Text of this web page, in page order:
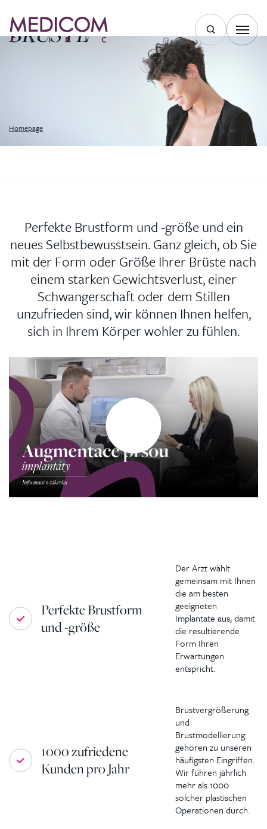
Homepage
UND SYMMETRISCHE
BRÜSTE
Perfekte Brustform und -größe und ein
neues Selbstbewusstsein. Ganz gleich, ob Sie
mit der Form oder Größe Ihrer Brüste nach
einem starken Gewichtsverlust, einer
Schwangerschaft oder dem Stillen
unzufrieden sind, wir können Ihnen helfen,
sich in Ihrem Körper wohler zu fühlen.
Perfekte Brustform
und -größe
Der Arzt wählt
gemeinsam mit Ihnen
die am besten
geeigneten
Implantate aus, damit
die resultierende
Form Ihren
Erwartungen
entspricht.
1000 zufriedene
Kunden pro Jahr
Brustvergrößerung
und
Brustmodellierung
gehören zu unseren
häufigsten Eingriffen.
Wir führen jährlich
mehr als 1000
solcher plastischen
Operationen durch.